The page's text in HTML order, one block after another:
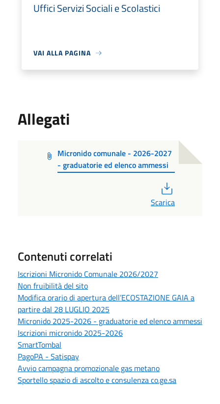
Uffici Servizi Sociali e Scolastici
VAI ALLA PAGINA
Allegati
Micronido comunale - 2026-2027
- graduatorie ed elenco ammessi
Scarica
Contenuti correlati
Iscrizioni Micronido Comunale 2026/2027
Non fruibilità del sito
Modifica orario di apertura dell’ECOSTAZIONE GAIA a
partire dal 28 LUGLIO 2025
Micronido 2025-2026 - graduatorie ed elenco ammessi
Iscrizioni micronido 2025-2026
SmartTombal
PagoPA - Satispay
Avvio campagna promozionale gas metano
Sportello spazio di ascolto e consulenza co.ge.sa